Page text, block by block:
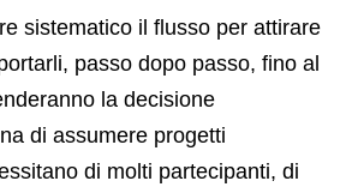
sistematico il flusso per attirare
passo dopo passo, fino al
la decisione
di assumere progetti
di molti partecipanti, di